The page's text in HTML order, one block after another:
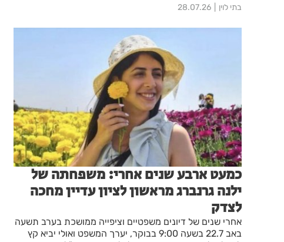
בתי לוין 28.07.26
כמעט ארבע שנים אחרי: משפחתה של
ילנה גרנברג מראשון לציון עדיין מחכה
לצדק
אחרי שנים של דיונים משפטיים וציפייה ממושכת בערב תשעה
באב 22.7 בשעה 9:00 בבוקר, יערך המשפט ואולי יביא קץ